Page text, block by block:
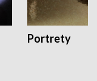
Portrety